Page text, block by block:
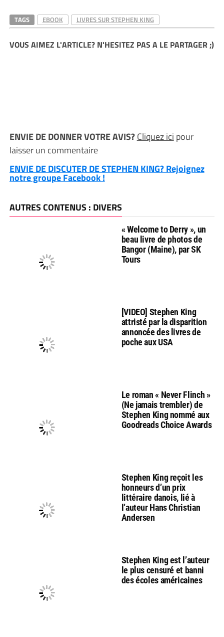
TAGS EBOOK LIVRES SUR STEPHEN KING
VOUS AIMEZ L'ARTICLE? N'HESITEZ PAS A LE PARTAGER ;)
ENVIE DE DONNER VOTRE AVIS?Cliquez ici pour
laisser un commentaire
ENVIE DE DISCUTER DE STEPHEN KING? Rejoignez
notre groupe Facebook !
AUTRES CONTENUS : DIVERS
« Welcome to Derry », un
beau livre de photos de
Bangor (Maine), par SK
Tours
[VIDEO] Stephen King
attristé par la disparition
annoncée des livres de
poche aux USA
Le roman « Never Flinch »
(Ne jamais trembler) de
Stephen King nommé aux
Goodreads Choice Awards
Stephen King reçoit les
honneurs d’un prix
littéraire danois, lié à
l’auteur Hans Christian
Andersen
Stephen King est l’auteur
le plus censuré et banni
des écoles américaines